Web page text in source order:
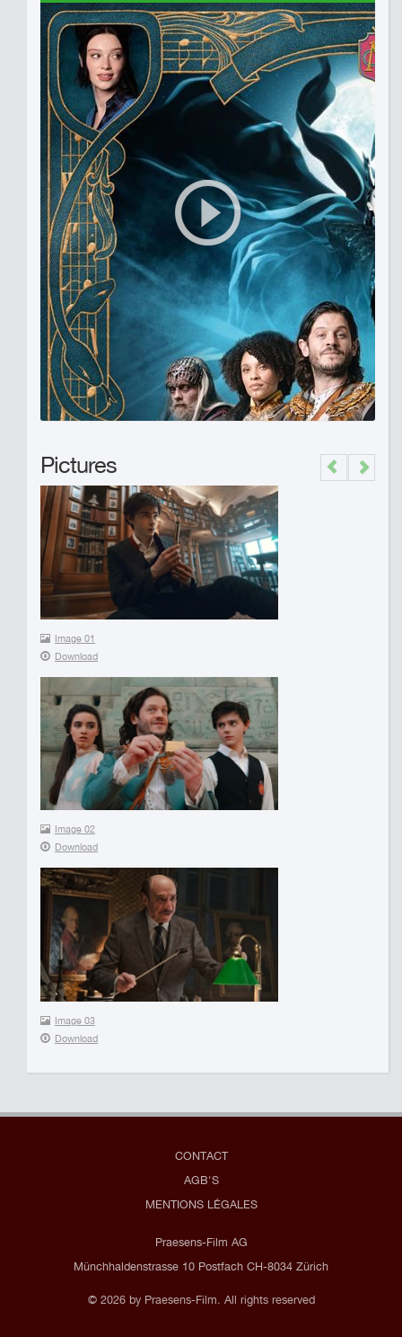
Pictures
Image 01
Download
Image 02
Download
Image 03
Download
Previous
Next
CONTACT
AGB'S
MENTIONS LÉGALES
Praesens-Film AG
Münchhaldenstrasse 10 Postfach CH-8034 Zürich
© 2026 by Praesens-Film. All rights reserved